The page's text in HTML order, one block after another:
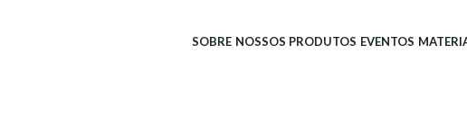
SOBRE NOSSOS PRODUTOS EVENTOS